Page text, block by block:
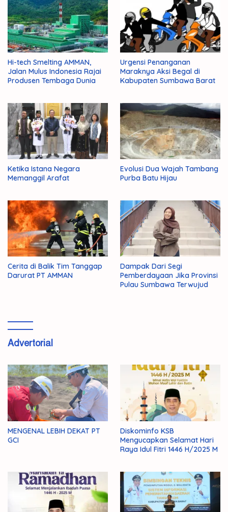
Hi-tech Smelting AMMAN,
Jalan Mulus Indonesia Rajai
Produsen Tembaga Dunia
Urgensi Penanganan
Maraknya Aksi Begal di
Kabupaten Sumbawa Barat
Ketika Istana Negara
Memanggil Arafat
Evolusi Dua Wajah Tambang
Purba Batu Hijau
Cerita di Balik Tim Tanggap
Darurat PT AMMAN
Dampak Dari Segi
Pemberdayaan Jika Provinsi
Pulau Sumbawa Terwujud
Advertorial
MENGENAL LEBIH DEKAT PT
GCI
Diskominfo KSB
Mengucapkan Selamat Hari
Raya Idul Fitri 1446 H/2025 M